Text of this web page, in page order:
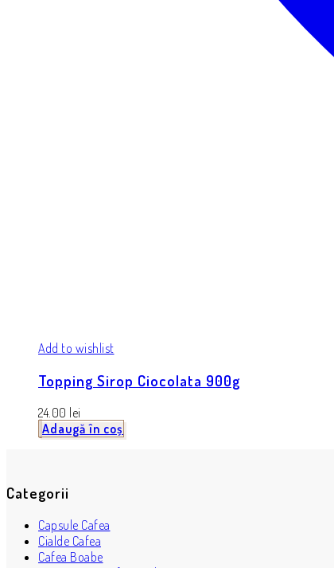
Add to wishlist
Topping Sirop Ciocolata 900g
24.00 lei
Adaugă în coș
Categorii
Capsule Cafea
Cialde Cafea
Cafea Boabe